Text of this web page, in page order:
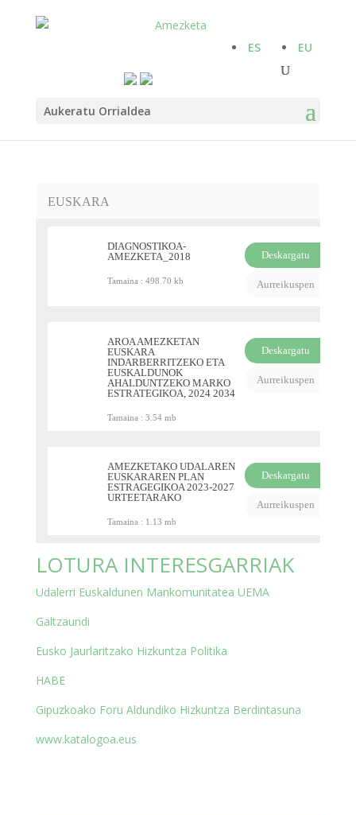
Aukeratu Orrialdea
ES EU
EUSKARA
DIAGNOSTIKOA-
AMEZKETA_2018
Tamaina : 498.70 kb
Deskargatu
Aurreikuspen
AROA AMEZKETAN
EUSKARA
INDARBERRITZEKO ETA
EUSKALDUNOK
AHALDUNTZEKO MARKO
ESTRATEGIKOA, 2024 2034
Tamaina : 3.54 mb
Deskargatu
Aurreikuspen
AMEZKETAKO UDALAREN
EUSKARAREN PLAN
ESTRAGEGIKOA 2023-2027
URTEETARAKO
Tamaina : 1.13 mb
Deskargatu
Aurreikuspen
LOTURA INTERESGARRIAK
Udalerri Euskaldunen Mankomunitatea UEMA
Galtzaundi
Eusko Jaurlaritzako Hizkuntza Politika
HABE
Gipuzkoako Foru Aldundiko Hizkuntza Berdintasuna
www.katalogoa.eus